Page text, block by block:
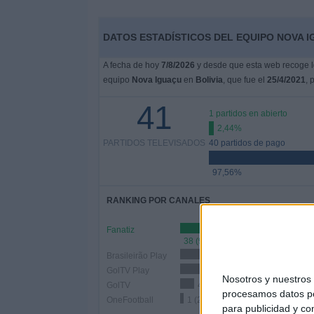
Nosotros y nuestros
procesamos datos
para publicidad y
DATOS ESTADÍSTICOS DEL EQUIPO NOVA
A fecha de hoy 7/8/2026 y desde que esta web recoge
equipo Nova Iguaçuen Bolivia, que fue el 25/4/2021,
41
PARTIDOS TELEVISADOS
1 partidos en abierto
2,44%
40 partidos de pago
97,56%
RANKING POR CANALES
Fanatiz
38 (92,68%)
Brasileirão Play
GolTV Play
GolTV
4 (9,76%)
OneFootball
1 (2,44%)